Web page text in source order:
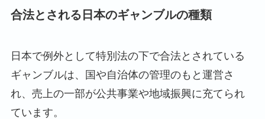
合法とされる日本のギャンブルの種類
日本で例外として特別法の下で合法とされている
ギャンブルは、国や自治体の管理のもと運営さ
れ、売上の一部が公共事業や地域振興に充てられ
ています。